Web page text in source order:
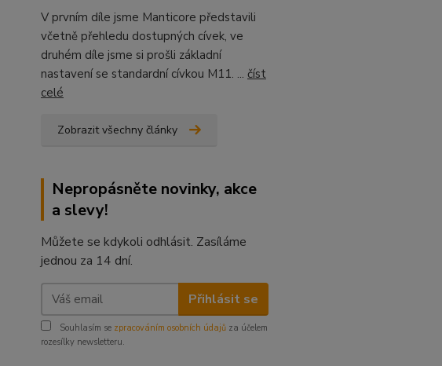
V prvním díle jsme Manticore představili
včetně přehledu dostupných cívek, ve
druhém díle jsme si prošli základní
nastavení se standardní cívkou M11. ... číst
celé
Zobrazit všechny články
Nepropásněte novinky, akce
a slevy!
Můžete se kdykoli odhlásit. Zasíláme
jednou za 14 dní.
Přihlásit se
Souhlasím se zpracováním osobních údajů za účelem
rozesílky newsletteru.